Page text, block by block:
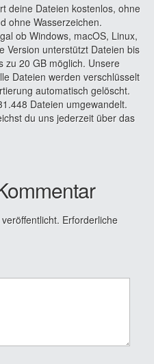
deine Dateien kostenlos, ohne
ohne Wasserzeichen.
ob Windows, macOS, Linux,
Version unterstützt Dateien bis
zu 20 GB möglich. Unsere
Dateien werden verschlüsselt
automatisch gelöscht.
Dateien umgewandelt.
du uns jederzeit über das
Erforderliche